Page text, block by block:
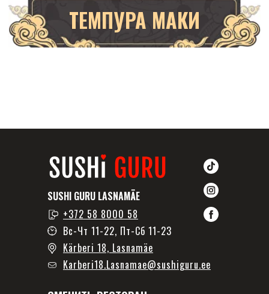
Karberi18.Lasnamae@sushiguru.ee
+372 58 8000 58
Вс-Чт 11-22, Пт-Сб 11-23
Kärberi 18, Lasnamäe
SUSHI GURU LASNAMÄE